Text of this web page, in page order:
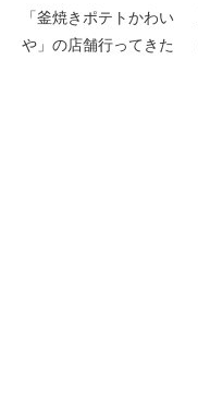
「釜焼きポテトかわい
や」の店舗行ってきた